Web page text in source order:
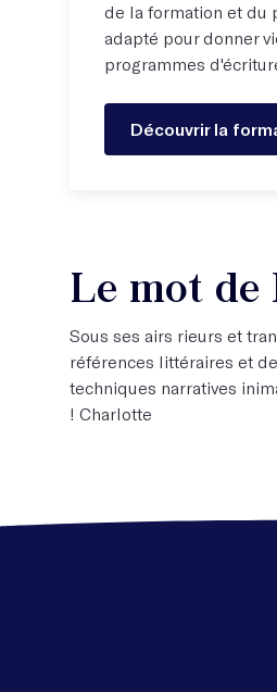
de la formation et du
adapté pour donner
programmes
Découvrir la
Le mot de
Sous ses airs rieurs et
références littéraires et
techniques narratives
! Charlotte